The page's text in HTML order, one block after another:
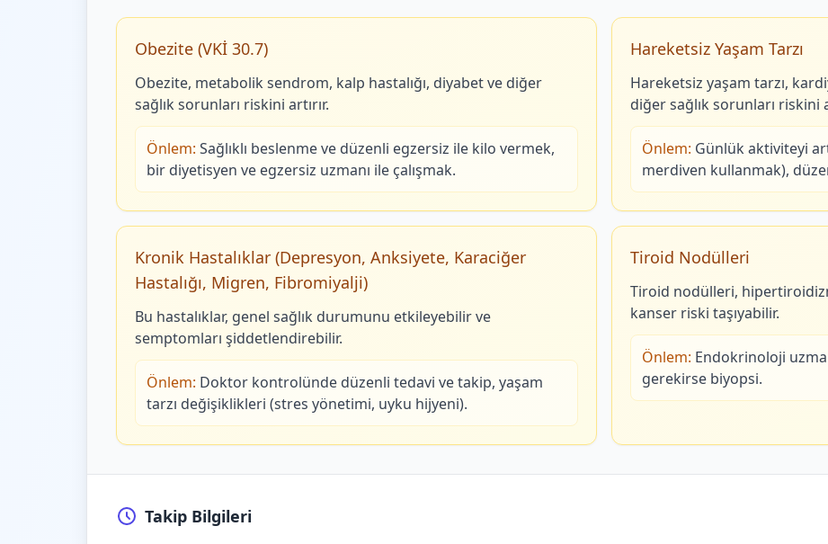
Obezite (VKİ 30.7)
Obezite, metabolik sendrom, kalp hastalığı, diyabet ve diğer
sağlık sorunları riskini artırır.
Önlem: Sağlıklı beslenme ve düzenli egzersiz ile kilo vermek,
bir diyetisyen ve egzersiz uzmanı ile çalışmak.
Hareketsiz Yaşam Tarzı
Hareketsiz yaşam tarzı,
diğer sağlık sorunları riskini
Önlem: Günlük aktiviteyi
merdiven kullanmak),
Kronik Hastalıklar (Depresyon, Anksiyete, Karaciğer
Hastalığı, Migren, Fibromiyalji)
Bu hastalıklar, genel sağlık durumunu etkileyebilir ve
semptomları şiddetlendirebilir.
Önlem: Doktor kontrolünde düzenli tedavi ve takip, yaşam
tarzı değişiklikleri (stres yönetimi, uyku hijyeni).
Tiroid Nodülleri
Tiroid nodülleri,
kanser riski taşıyabilir.
Önlem: Endokrinoloji
gerekirse biyopsi.
Takip Bilgileri